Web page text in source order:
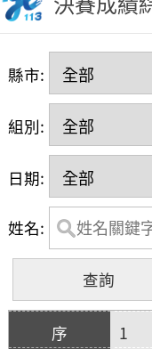
縣市:
組別:
日期:
姓名:
1